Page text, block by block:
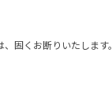
固くお断りいたします。